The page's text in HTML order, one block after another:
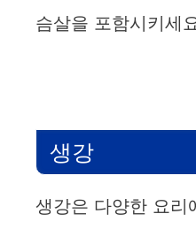
슴살을 포함시키세
생강
생강은 다양한 요리